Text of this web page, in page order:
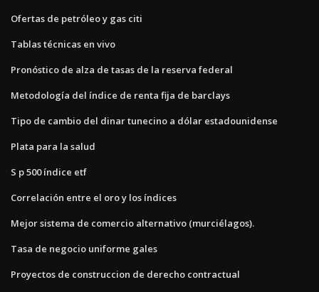
Ofertas de petróleo y gas citi
Tablas técnicas en vivo
Pronóstico de alza de tasas de la reserva federal
Metodología del índice de renta fija de barclays
Tipo de cambio del dinar tunecino a dólar estadounidense
Plata para la salud
S p 500 índice etf
Correlación entre el oro y los índices
Mejor sistema de comercio alternativo (murciélagos).
Tasa de negocio uniforme gales
Proyectos de construccion de derecho contractual